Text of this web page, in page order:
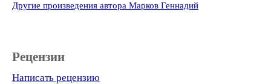
Другие произведения автора Марков Геннадий
Рецензии
Написать рецензию